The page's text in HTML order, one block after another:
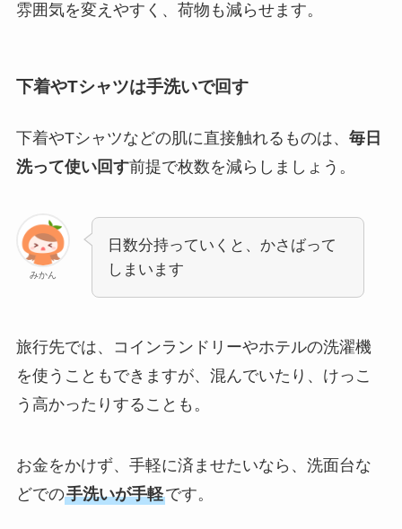
雰囲気を変えやすく、荷物も減らせます。
下着やTシャツは手洗いで回す
下着やTシャツなどの肌に直接触れるものは、 毎日
洗って使い回す前提で枚数を減らしましょう。
みかん
日数分持っていくと、かさばって
しまいます
旅行先では、コインランドリーやホテルの洗濯機
を使うこともできますが、混んでいたり、けっこ
う高かったりすることも。
お金をかけず、手軽に済ませたいなら、洗面台な
どでの手洗いが手軽です。